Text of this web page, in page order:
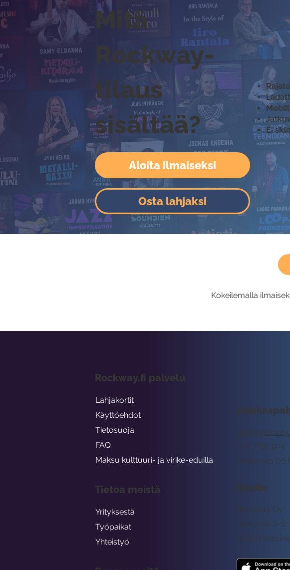
Mitä
Rockway-
tilaus
sisältää?
Aloita ilmaiseksi
Osta lahjaksi
Ei
Kokeilemalla
Arkisin klo
045 7731 1111
Osoite
Rockway Oy
Lemuntie 3-5
00510 Helsinki
Rockway.fi palvelu
Lahjakortit
Käyttöehdot
Tietosuoja
FAQ
Maksu kulttuuri- ja virike-eduilla
Tietoa meistä
Yrityksestä
Työpaikat
Yhteistyö